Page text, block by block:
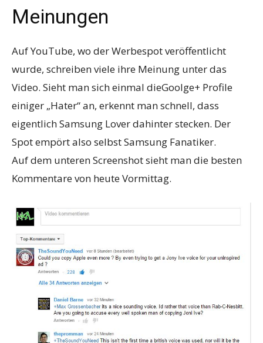
Meinungen
Auf YouTube, wo der Werbespot veröffentlicht
wurde, schreiben viele ihre Meinung unter das
Video. Sieht man sich einmal dieGoolge+ Profile
einiger „Hater“ an, erkennt man schnell, dass
eigentlich Samsung Lover dahinter stecken. Der
Spot empört also selbst Samsung Fanatiker.
Auf dem unteren Screenshot sieht man die besten
Kommentare von heute Vormittag.